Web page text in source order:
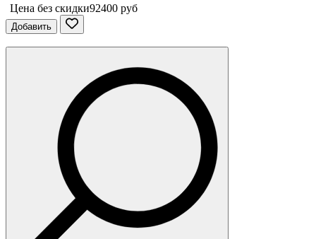
Цена без скидки92400 руб
Добавить